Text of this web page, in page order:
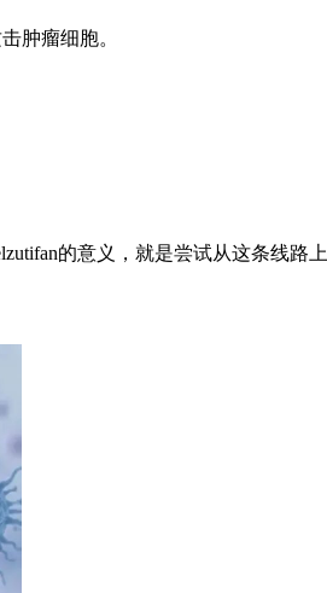
肿瘤细胞。
的意义，就是尝试从这条线路上